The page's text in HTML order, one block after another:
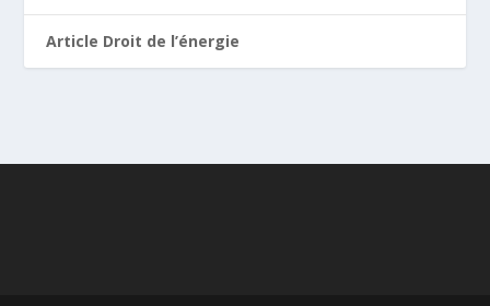
Article Droit de l’énergie